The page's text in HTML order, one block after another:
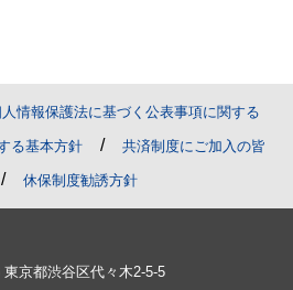
情報保護法に基づく公表事項に関する
る基本方針/ 共済制度にご加入の皆
休保制度勧誘方針
東京都渋谷区代々木2-5-5